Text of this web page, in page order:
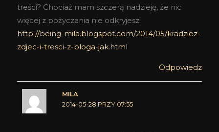
treści? Chociaż mam szczerą nadzieję, że nic
więcej z pożyczania nie odkryjesz!
http://being-mila.blogspot.com/2014/05/kradziez-
zdjec-i-tresci-z-bloga-jak.html
Odpowiedz
MILA
2014-05-28 PRZY 07:55